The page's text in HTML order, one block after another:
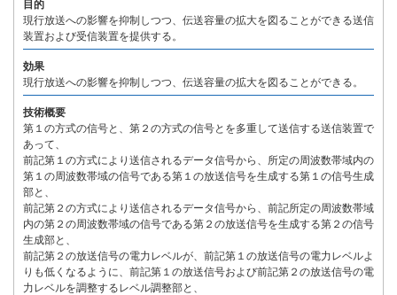
目的
現行放送への影響を抑制しつつ、伝送容量の拡大を図ることができる送信
装置および受信装置を提供する。
効果
現行放送への影響を抑制しつつ、伝送容量の拡大を図ることができる。
技術概要
第１の方式の信号と、第２の方式の信号とを多重して送信する送信装置で
あって、
前記第１の方式により送信されるデータ信号から、所定の周波数帯域内の
第１の周波数帯域の信号である第１の放送信号を生成する第１の信号生成
部と、
前記第２の方式により送信されるデータ信号から、前記所定の周波数帯域
内の第２の周波数帯域の信号である第２の放送信号を生成する第２の信号
生成部と、
前記第２の放送信号の電力レベルが、前記第１の放送信号の電力レベルよ
りも低くなるように、前記第１の放送信号および前記第２の放送信号の電
力レベルを調整するレベル調整部と、